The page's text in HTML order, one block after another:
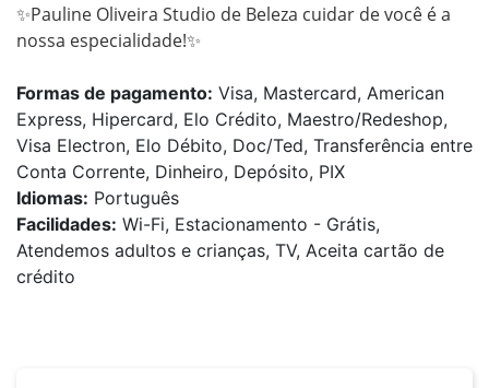
✨Pauline Oliveira Studio de Beleza cuidar de você é a
nossa especialidade!✨
Formas de pagamento: Visa, Mastercard, American
Express, Hipercard, Elo Crédito, Maestro/Redeshop,
Visa Electron, Elo Débito, Doc/Ted, Transferência entre
Conta Corrente, Dinheiro, Depósito, PIX
Idiomas: Português
Facilidades: Wi-Fi, Estacionamento - Grátis,
Atendemos adultos e crianças, TV, Aceita cartão de
crédito